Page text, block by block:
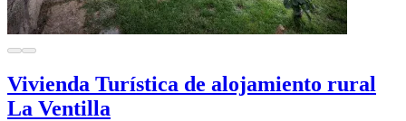
Vivienda Turística de alojamiento rural
La Ventilla